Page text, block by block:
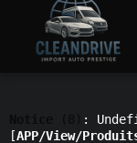
:
[APP/View/